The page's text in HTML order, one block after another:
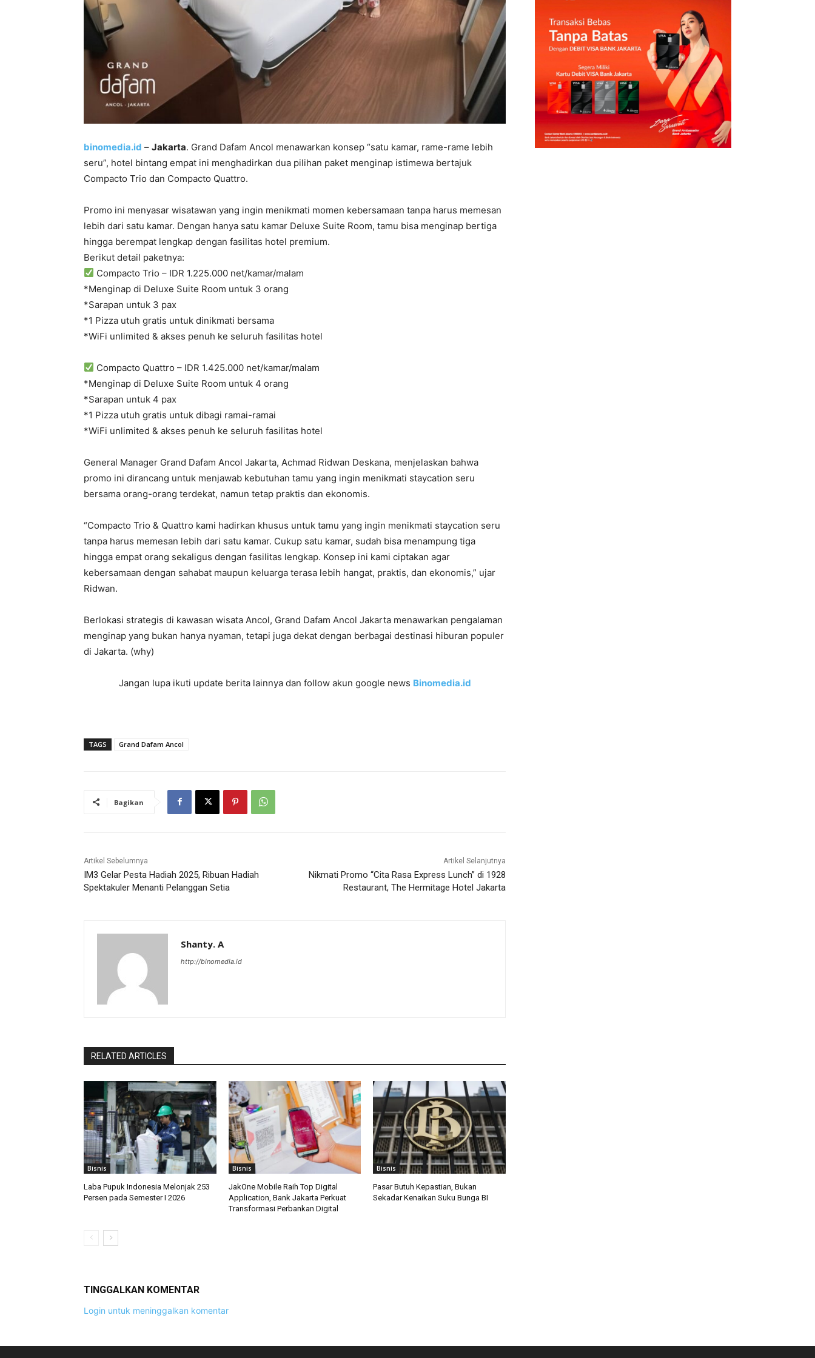
binomedia.id – Jakarta. Grand Dafam Ancol menawarkan konsep “satu kamar, rame-rame lebih
seru”, hotel bintang empat ini menghadirkan dua pilihan paket menginap istimewa bertajuk
Compacto Trio dan Compacto Quattro.
Promo ini menyasar wisatawan yang ingin menikmati momen kebersamaan tanpa harus memesan
lebih dari satu kamar. Dengan hanya satu kamar Deluxe Suite Room, tamu bisa menginap bertiga
hingga berempat lengkap dengan fasilitas hotel premium.
Berikut detail paketnya:
Compacto Trio – IDR 1.225.000 net/kamar/malam
*Menginap di Deluxe Suite Room untuk 3 orang
*Sarapan untuk 3 pax
*1 Pizza utuh gratis untuk dinikmati bersama
*WiFi unlimited & akses penuh ke seluruh fasilitas hotel
Compacto Quattro – IDR 1.425.000 net/kamar/malam
*Menginap di Deluxe Suite Room untuk 4 orang
*Sarapan untuk 4 pax
*1 Pizza utuh gratis untuk dibagi ramai-ramai
*WiFi unlimited & akses penuh ke seluruh fasilitas hotel
General Manager Grand Dafam Ancol Jakarta, Achmad Ridwan Deskana, menjelaskan bahwa
promo ini dirancang untuk menjawab kebutuhan tamu yang ingin menikmati staycation seru
bersama orang-orang terdekat, namun tetap praktis dan ekonomis.
“Compacto Trio & Quattro kami hadirkan khusus untuk tamu yang ingin menikmati staycation seru
tanpa harus memesan lebih dari satu kamar. Cukup satu kamar, sudah bisa menampung tiga
hingga empat orang sekaligus dengan fasilitas lengkap. Konsep ini kami ciptakan agar
kebersamaan dengan sahabat maupun keluarga terasa lebih hangat, praktis, dan ekonomis,” ujar
Ridwan.
Berlokasi strategis di kawasan wisata Ancol, Grand Dafam Ancol Jakarta menawarkan pengalaman
menginap yang bukan hanya nyaman, tetapi juga dekat dengan berbagai destinasi hiburan populer
di Jakarta. (why)
Jangan lupa ikuti update berita lainnya dan follow akun google news Binomedia.id
TAGS Grand Dafam Ancol
Bagikan
Artikel Sebelumnya
IM3 Gelar Pesta Hadiah 2025, Ribuan Hadiah
Spektakuler Menanti Pelanggan Setia
Artikel Selanjutnya
Nikmati Promo “Cita Rasa Express Lunch” di 1928
Restaurant, The Hermitage Hotel Jakarta
Shanty. A
http://binomedia.id
RELATED ARTICLES
Bisnis
Laba Pupuk Indonesia Melonjak 253
Persen pada Semester I 2026
Bisnis
JakOne Mobile Raih Top Digital
Application, Bank Jakarta Perkuat
Transformasi Perbankan Digital
Bisnis
Pasar Butuh Kepastian, Bukan
Sekadar Kenaikan Suku Bunga BI
TINGGALKAN KOMENTAR
Login untuk meninggalkan komentar